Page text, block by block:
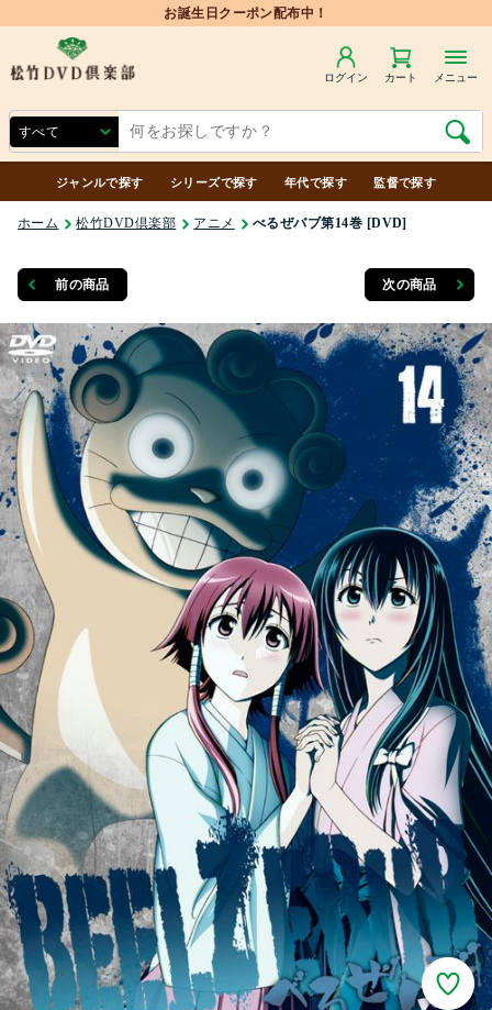
ログイン カート メニュー
ジャンルで探す シリーズで探す 年代で探す 監督で探す
ホーム 松竹DVD倶楽部 アニメ べるぜバブ第14巻 [DVD]
前の商品 次の商品